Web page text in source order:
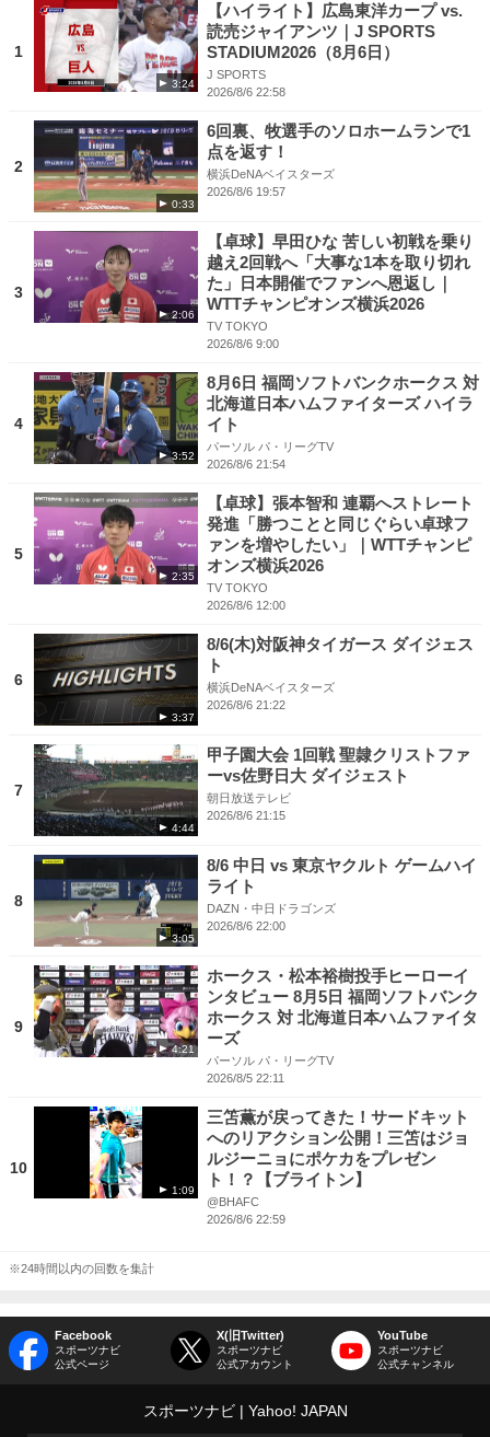
1
3:24
【ハイライト】広島東洋カープ vs.
読売ジャイアンツ｜J SPORTS
STADIUM2026（8月6日）
J SPORTS
2026/8/6 22:58
2
0:33
6回裏、牧選手のソロホームランで1
点を返す！
横浜DeNAベイスターズ
2026/8/6 19:57
3
2:06
【卓球】早田ひな 苦しい初戦を乗り
越え2回戦へ「大事な1本を取り切れ
た」日本開催でファンへ恩返し｜
WTTチャンピオンズ横浜2026
TV TOKYO
2026/8/6 9:00
4
3:52
8月6日 福岡ソフトバンクホークス 対
北海道日本ハムファイターズ ハイラ
イト
パーソル パ・リーグTV
2026/8/6 21:54
5
2:35
【卓球】張本智和 連覇へストレート
発進「勝つことと同じぐらい卓球フ
ァンを増やしたい」｜WTTチャンピ
オンズ横浜2026
TV TOKYO
2026/8/6 12:00
6
3:37
8/6(木)対阪神タイガース ダイジェス
ト
横浜DeNAベイスターズ
2026/8/6 21:22
7
4:44
甲子園大会 1回戦 聖隷クリストファ
ーvs佐野日大 ダイジェスト
朝日放送テレビ
2026/8/6 21:15
8
3:05
8/6 中日 vs 東京ヤクルト ゲームハイ
ライト
DAZN・中日ドラゴンズ
2026/8/6 22:00
9
4:21
ホークス・松本裕樹投手ヒーローイ
ンタビュー 8月5日 福岡ソフトバンク
ホークス 対 北海道日本ハムファイタ
ーズ
パーソル パ・リーグTV
2026/8/5 22:11
10
1:09
三笘薫が戻ってきた！サードキット
へのリアクション公開！三笘はジョ
ルジーニョにポケカをプレゼン
ト！？【ブライトン】
@BHAFC
2026/8/6 22:59
※24時間以内の回数を集計
Facebook
スポーツナビ
公式ページ
X(旧Twitter)
スポーツナビ
公式アカウント
YouTube
スポーツナビ
公式チャンネル
スポーツナビ Yahoo! JAPAN